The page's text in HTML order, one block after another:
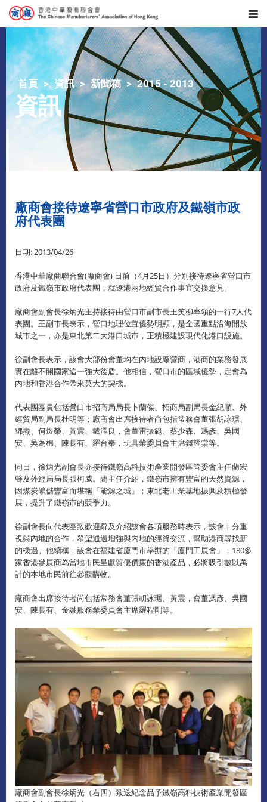
首頁 資訊 新聞稿 2015 - 2013
資訊
廠商會接待遼寧省營口市政府及鐵嶺市政
府代表團
日期: 2013/04/26
香港中華廠商聯合會(廠商會) 日前（4月25日）分別接待遼寧省營口市
政府及鐵嶺市政府代表團，就遼港兩地經貿合作事宜交換意見。
廠商會副會長徐炳光主持接待由營口市副市長王笑柳率領的一行7人代
表團。王副市長表示，營口地理位置優勢明顯，是全國重點沿海開放
城市之一，亦是東北第二大港口城市，正積極建設現代化港口設施。
徐副會長表示，該會大部份會董均在內地設廠營商，港商的業務發展
實在離不開國家這一強大後盾。他相信，營口市的區域優勢，定會為
內地和香港合作帶來莫大的契機。
代表團團員包括營口市招商局局長卜蘭傑、招商局副局長金紀順、外
經貿局副局長杜明等；廠商會出席接待者尚包括常務會董張胡詠琚、
鄧燾、何煜榮、黃震、戴澤良，會董雷振範、蔡少森、馮彥、吳國
安、吳為棉、陳長有、羅台秦，玩具業委員會主席錢耀棠等。
同日，徐炳光副會長亦接待鐵嶺高科技術產業開發區管委會主任藺宏
聲及外經局局長張柯威。藺主任介紹，鐵嶺市擁有豐富的天然資源，
因煤炭礦儲豐富而堪稱「能源之城」；東北老工業基地振興及積極發
展，提升了鐵嶺市的競爭力。
徐副會長向代表團致歡迎辭及介紹該會各項服務時表示，該會十分重
視與內地的合作，希望通過增強與內地的經貿交流，幫助港商尋找新
的機遇。他續稱，該會在福建省廈門市舉辦的「廈門工展會」，180多
家香港參展商為當地市民呈獻質優價廉的香港產品，必將吸引數以萬
計的本地市民前往參觀購物。
廠商會出席接待者尚包括常務會董張胡詠琚、黃震，會董馮彥、吳國
安、陳長有、金融服務業委員會主席羅程剛等。
廠商會副會長徐炳光（右四）致送紀念品予鐵嶺高科技術產業開發區